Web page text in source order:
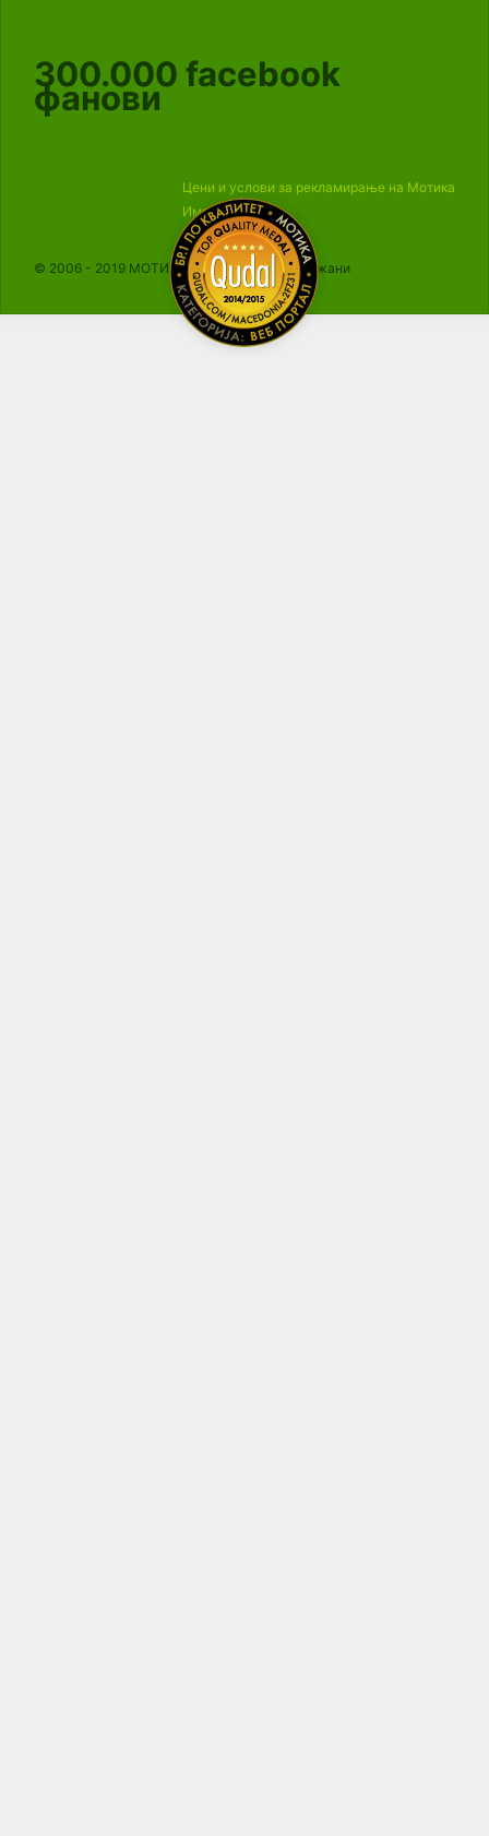
300.000 facebook
фанови
Цени и услови за рекламирање на Мотика
Импресум
© 2006 - 2019 МОТИКА, Сите права се задржани